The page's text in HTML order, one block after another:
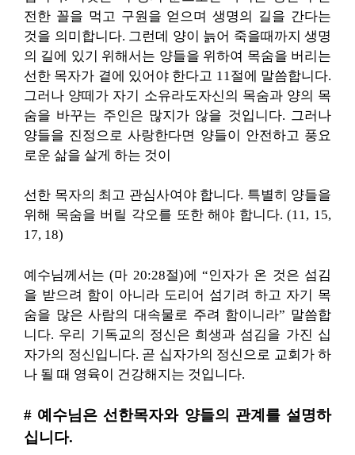
전한 꼴을 먹고 구원을 얻으며 생명의 길을 간다는
것을 의미합니다. 그런데 양이 늙어 죽을때까지 생명
의 길에 있기 위해서는 양들을 위하여 목숨을 버리는
선한 목자가 곁에 있어야 한다고 11절에 말씀합니다.
그러나 양떼가 자기 소유라도자신의 목숨과 양의 목
숨을 바꾸는 주인은 많지가 않을 것입니다. 그러나
양들을 진정으로 사랑한다면 양들이 안전하고 풍요
로운 삶을 살게 하는 것이
선한 목자의 최고 관심사여야 합니다. 특별히 양들을
위해 목숨을 버릴 각오를 또한 해야 합니다. (11, 15,
17, 18)
예수님께서는 (마 20:28절)에 “인자가 온 것은 섬김
을 받으려 함이 아니라 도리어 섬기려 하고 자기 목
숨을 많은 사람의 대속물로 주려 함이니라” 말씀합
니다. 우리 기독교의 정신은 희생과 섬김을 가진 십
자가의 정신입니다. 곧 십자가의 정신으로 교회가 하
나 될 때 영육이 건강해지는 것입니다.
# 예수님은 선한목자와 양들의 관계를 설명하
십니다.